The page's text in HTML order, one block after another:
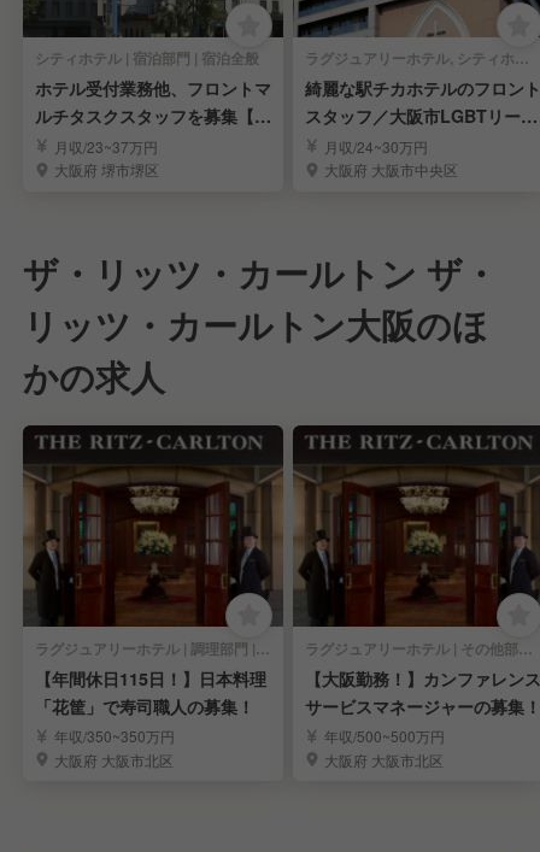
シティホテル | 宿泊部門 | 宿泊全般
ホテル受付業務他、フロントマ
ルチタスクスタッフを募集【経
験者歓迎】
月収/23~37万円
大阪府 堺市堺区
ラグジュアリーホテル, シティホテル, ビジネスホテル, その他ホテル | 宿泊部門 | 宿泊全般
綺麗な駅チカホテルのフロント
スタッフ／大阪市LGBTリーデ
ィングカンパニー
月収/24~30万円
大阪府 大阪市中央区
ザ・リッツ・カールトン ザ・
リッツ・カールトン大阪のほ
かの求人
ラグジュアリーホテル | 調理部門 | 寿司職人
【年間休日115日！】日本料理
「花筐」で寿司職人の募集！
年収/350~350万円
大阪府 大阪市北区
ラグジュアリーホテル | その他部門 | その他(仕事内容)
【大阪勤務！】カンファレンス
サービスマネージャーの募集！
年収/500~500万円
大阪府 大阪市北区